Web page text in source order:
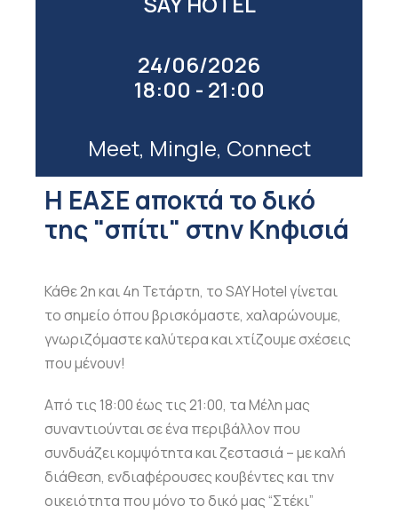
Η ΕΑΣΕ αποκτά το δικό
της "σπίτι" στην Κηφισιά
Κάθε 2η και 4η Τετάρτη, το SAY Hotel γίνεται
το σημείο όπου βρισκόμαστε, χαλαρώνουμε,
γνωριζόμαστε καλύτερα και χτίζουμε σχέσεις
που μένουν!
Από τις 18:00 έως τις 21:00, τα Μέλη μας
συναντιούνται σε ένα περιβάλλον που
συνδυάζει κομψότητα και ζεστασιά – με καλή
διάθεση, ενδιαφέρουσες κουβέντες και την
οικειότητα που μόνο το δικό μας “Στέκι”
24/06/2026
18:00 - 21:00
Meet, Mingle, Connect